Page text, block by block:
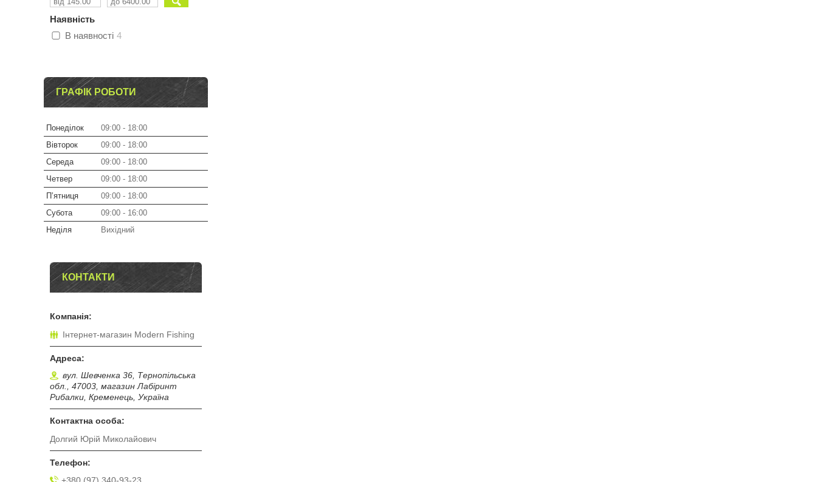
Наявність
В наявності 4
ГРАФІК РОБОТИ
Понеділок 09:00
18:00
Вівторок
09:00
18:00
Середа
09:00
18:00
Четвер
09:00
18:00
Пʼятниця
09:00
18:00
Субота
09:00
16:00
Неділя
Вихідний
КОНТАКТИ
Інтернет-магазин Modern Fishing
вул. Шевченка 36, Тернопільська
обл., 47003, магазин Лабіринт
Рибалки, Кременець, Україна
Долгий Юрій Миколайович
+380 (97) 340-93-23